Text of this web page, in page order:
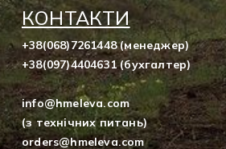
КОНТАКТИ
+38(068)7261448 (менеджер)
+38(097)4404631 (бухгалтер)
info@hmeleva.com
(з технічних питань)
orders@hmeleva.com